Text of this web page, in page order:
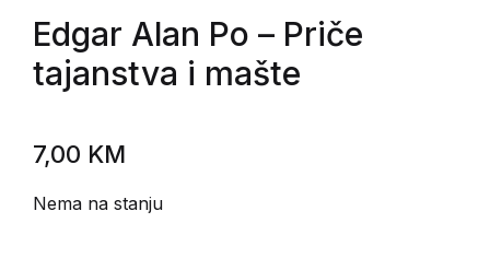
Edgar Alan Po – Priče
tajanstva i mašte
7,00 KM
Nema na stanju